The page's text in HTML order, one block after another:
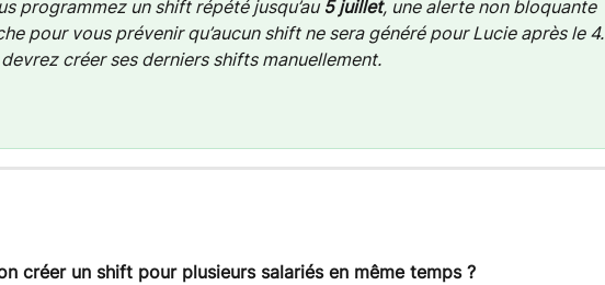
programmez un shift répété jusqu’au 5 juillet, une alerte non bloquante
pour vous prévenir qu’aucun shift ne sera généré pour Lucie après le 4.
devrez créer ses derniers shifts manuellement.
créer un shift pour plusieurs salariés en même temps ?